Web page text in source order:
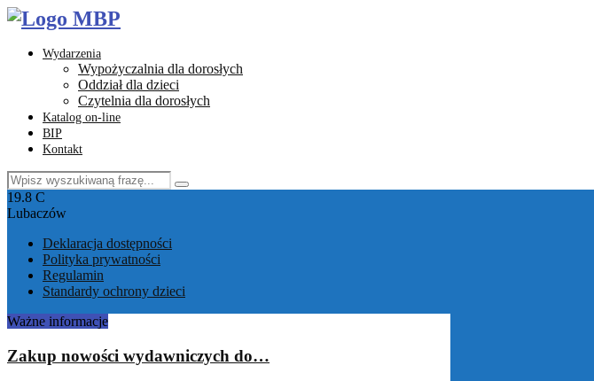
Wydarzenia
Wypożyczalnia dla dorosłych
Oddział dla dzieci
Czytelnia dla dorosłych
Katalog on-line
BIP
Kontakt
Search
for:
Search
Facebook
Instagram
Youtube
Email
19.8 C
Lubaczów
Deklaracja dostępności
Polityka prywatności
Regulamin
Standardy ochrony dzieci
Ważne informacje
Zakup nowości wydawniczych do…